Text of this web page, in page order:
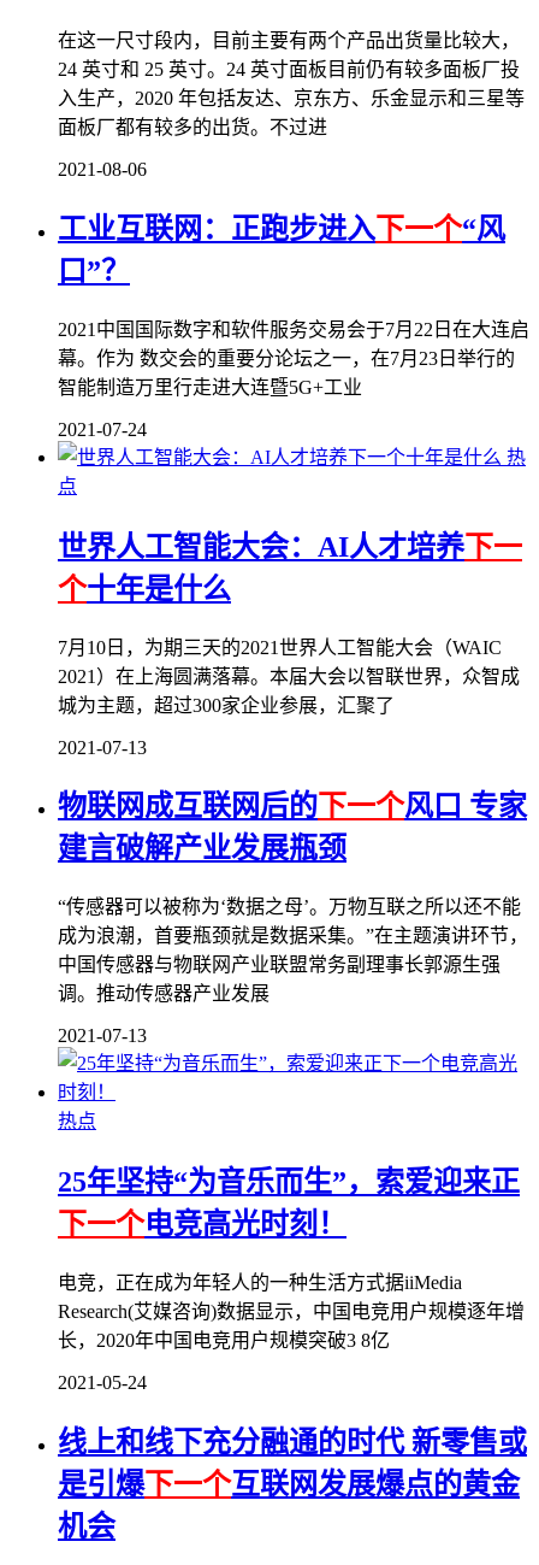
在这一尺寸段内，目前主要有两个产品出货量比较大，
24 英寸和 25 英寸。24 英寸面板目前仍有较多面板厂投
入生产，2020 年包括友达、京东方、乐金显示和三星等
面板厂都有较多的出货。不过进
2021-08-06
工业互联网：正跑步进入下一个“风
口”？
2021中国国际数字和软件服务交易会于7月22日在大连启
幕。作为 数交会的重要分论坛之一，在7月23日举行的
智能制造万里行走进大连暨5G+工业
2021-07-24
热
点
世界人工智能大会：AI人才培养下一
个十年是什么
7月10日，为期三天的2021世界人工智能大会（WAIC
2021）在上海圆满落幕。本届大会以智联世界，众智成
城为主题，超过300家企业参展，汇聚了
2021-07-13
物联网成互联网后的 下一个风口 专家
建言破解产业发展瓶颈
“传感器可以被称为‘数据之母’。万物互联之所以还不能
成为浪潮，首要瓶颈就是数据采集。”在主题演讲环节，
中国传感器与物联网产业联盟常务副理事长郭源生强
调。推动传感器产业发展
2021-07-13
热点
25年坚持“为音乐而生”，索爱迎来正
下一个电竞高光时刻！
电竞，正在成为年轻人的一种生活方式据iiMedia
Research(艾媒咨询)数据显示，中国电竞用户规模逐年增
长，2020年中国电竞用户规模突破3 8亿
2021-05-24
线上和线下充分融通的时代 新零售或
是引爆下一个互联网发展爆点的黄金
机会